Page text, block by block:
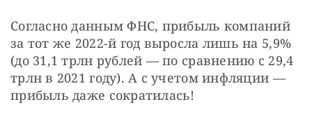
Согласно данным ФНС, прибыль компаний
за тот же 2022-й год выросла лишь на 5,9%
(до 31,1 трлн рублей — по сравнению с 29,4
трлн в 2021 году). А с учетом инфляции —
прибыль даже сократилась!